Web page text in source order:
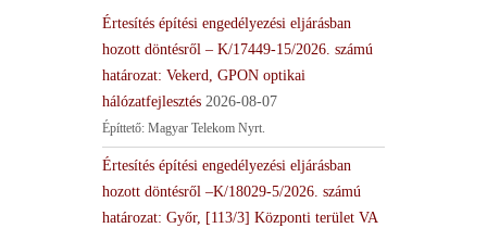
Értesítés építési engedélyezési eljárásban
hozott döntésről – K/17449-15/2026. számú
határozat: Vekerd, GPON optikai
hálózatfejlesztés 2026-08-07
Építtető: Magyar Telekom Nyrt.
Értesítés építési engedélyezési eljárásban
hozott döntésről –K/18029-5/2026. számú
határozat: Győr, [113/3] Központi terület VA